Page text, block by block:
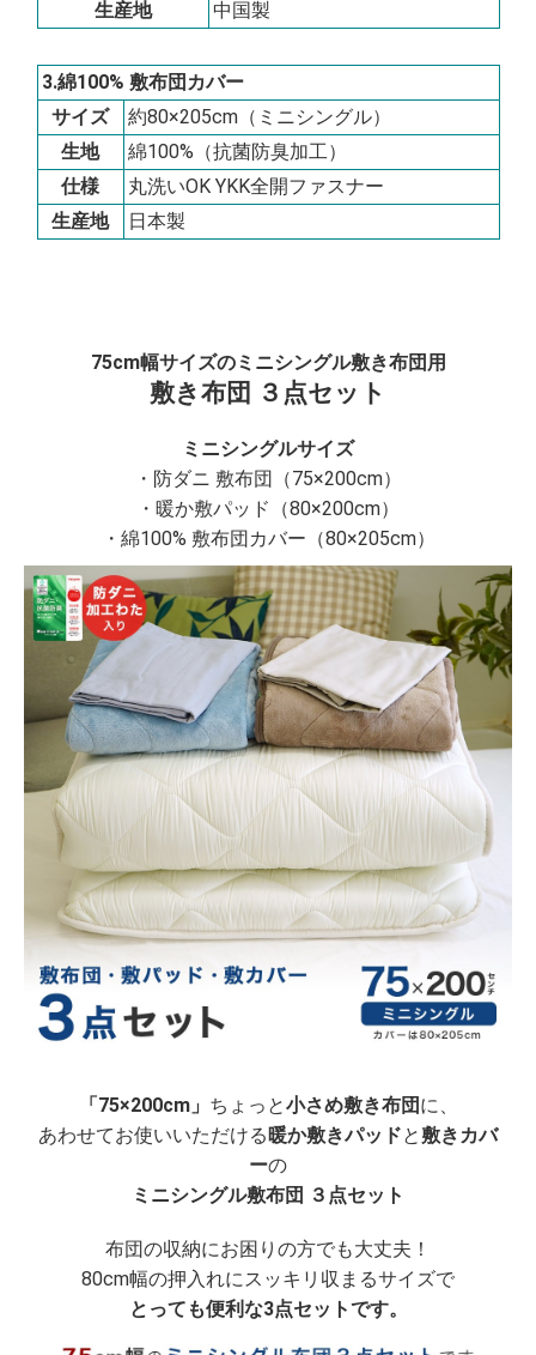
生産地 中国製
3.綿100% 敷布団カバー
サイズ
約80×205cm（ミニシングル）
生地
綿100%（抗菌防臭加工）
仕様
丸洗いOK YKK全開ファスナー
生産地
日本製
75cm幅サイズのミニシングル敷き布団用
敷き布団 ３点セット
ミニシングルサイズ
・防ダニ 敷布団（75×200cm）
・暖か敷パッド（80×200cm）
・綿100% 敷布団カバー（80×205cm）
「75×200cm」 ちょっと小さめ敷き布団 に、
あわせてお使いいただける暖か敷きパッドと 敷きカバ
ーの
ミニシングル敷布団 ３点セット
布団の収納にお困りの方でも大丈夫！
80cm幅の押入れにスッキリ収まるサイズで
とっても便利な3点セットです。